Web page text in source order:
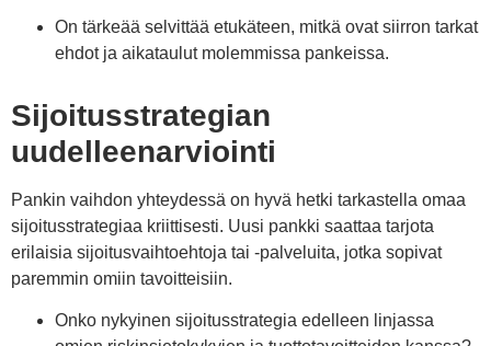
On tärkeää selvittää etukäteen, mitkä ovat siirron tarkat
ehdot ja aikataulut molemmissa pankeissa.
Sijoitusstrategian
uudelleenarviointi
Pankin vaihdon yhteydessä on hyvä hetki tarkastella omaa
sijoitusstrategiaa kriittisesti. Uusi pankki saattaa tarjota
erilaisia sijoitusvaihtoehtoja tai -palveluita, jotka sopivat
paremmin omiin tavoitteisiin.
Onko nykyinen sijoitusstrategia edelleen linjassa